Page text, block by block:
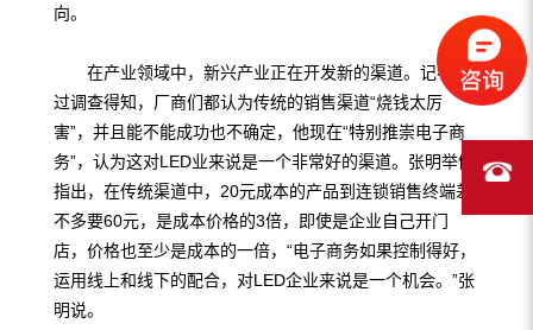
向。
在产业领域中，新兴产业正在开发新的渠道。记者通
过调查得知，厂商们都认为传统的销售渠道“烧钱太厉
害”，并且能不能成功也不确定，他现在“特别推崇电子商
务”，认为这对LED业来说是一个非常好的渠道。张明举例
指出，在传统渠道中，20元成本的产品到连锁销售终端差
不多要60元，是成本价格的3倍，即使是企业自己开门
店，价格也至少是成本的一倍，“电子商务如果控制得好，
运用线上和线下的配合，对LED企业来说是一个机会。”张
明说。